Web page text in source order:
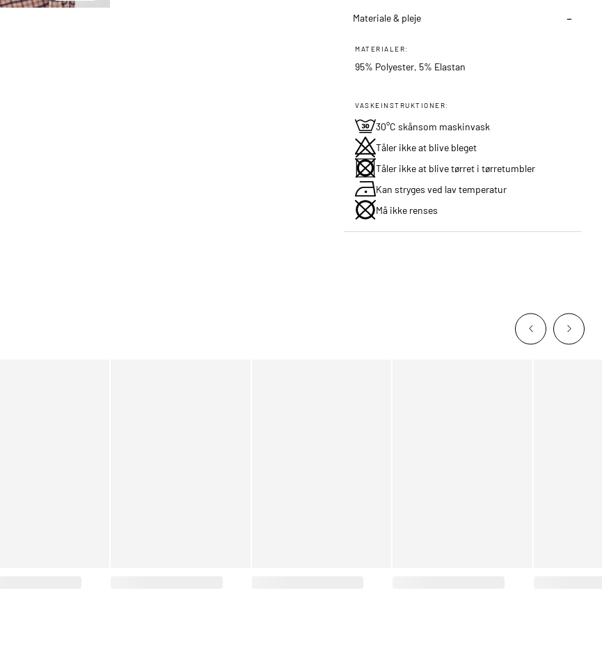
Materiale & pleje
MATERIALER:
95% Polyester, 5% Elastan
VASKEINSTRUKTIONER:
30°C skånsom maskinvask
Tåler ikke at blive bleget
Tåler ikke at blive tørret i tørretumbler
Kan stryges ved lav temperatur
Må ikke renses